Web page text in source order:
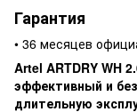
Гарантия
• 36 месяцев
Artel ARTDRY WH
эффективный и
длительную